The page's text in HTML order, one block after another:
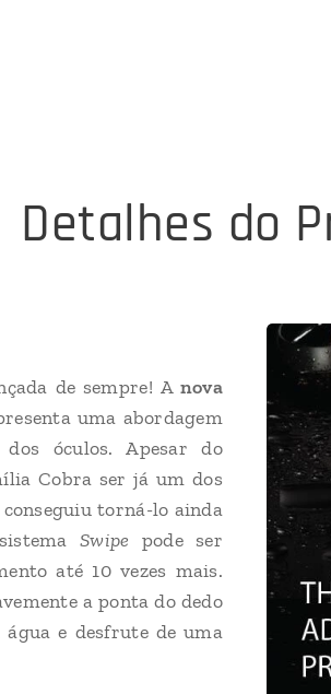
Detalhes do
de sempre! A nova
uma abordagem
óculos. Apesar do
Cobra ser já um dos
conseguiu torná-lo ainda
Swipe pode ser
até 10 vezes mais.
a ponta do dedo
e desfrute de uma